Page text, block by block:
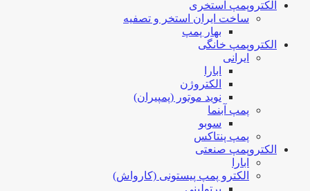
الکتروپمپ استخری
ساخت ایران استخر و تصفیه
بهار پمپ
الکتروپمپ خانگی
ایرانی
ابارا
الکتروژن
نوید موتور (پمپیران)
پمپ آبنما
سوبو
پمپ پنتاکس
الکتروپمپ صنعتی
ابارا
الکترو پمپ پیستونی (کارواش)
برتولینی